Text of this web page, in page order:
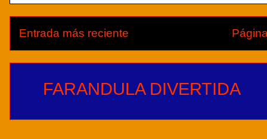
Entrada más reciente
FARANDULA DIVERTIDA